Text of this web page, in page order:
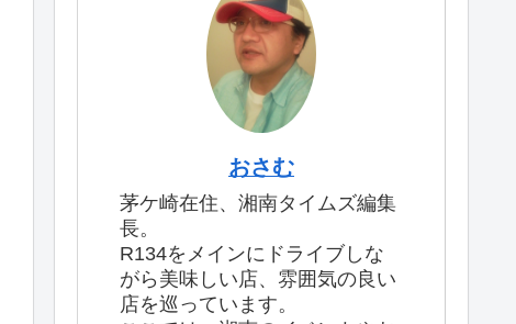
おさむ
茅ケ崎在住、湘南タイムズ編集
長。
R134をメインにドライブしな
がら美味しい店、雰囲気の良い
店を巡っています。